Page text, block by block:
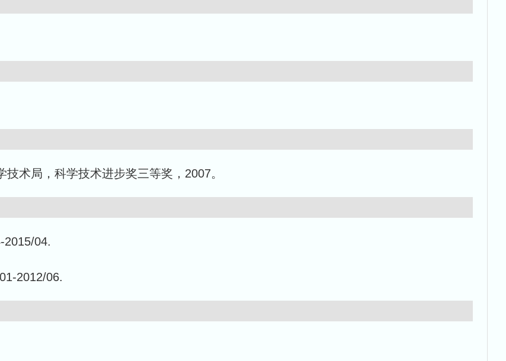
术局，科学技术进步奖三等奖，2007。
2015/04.
2012/06.